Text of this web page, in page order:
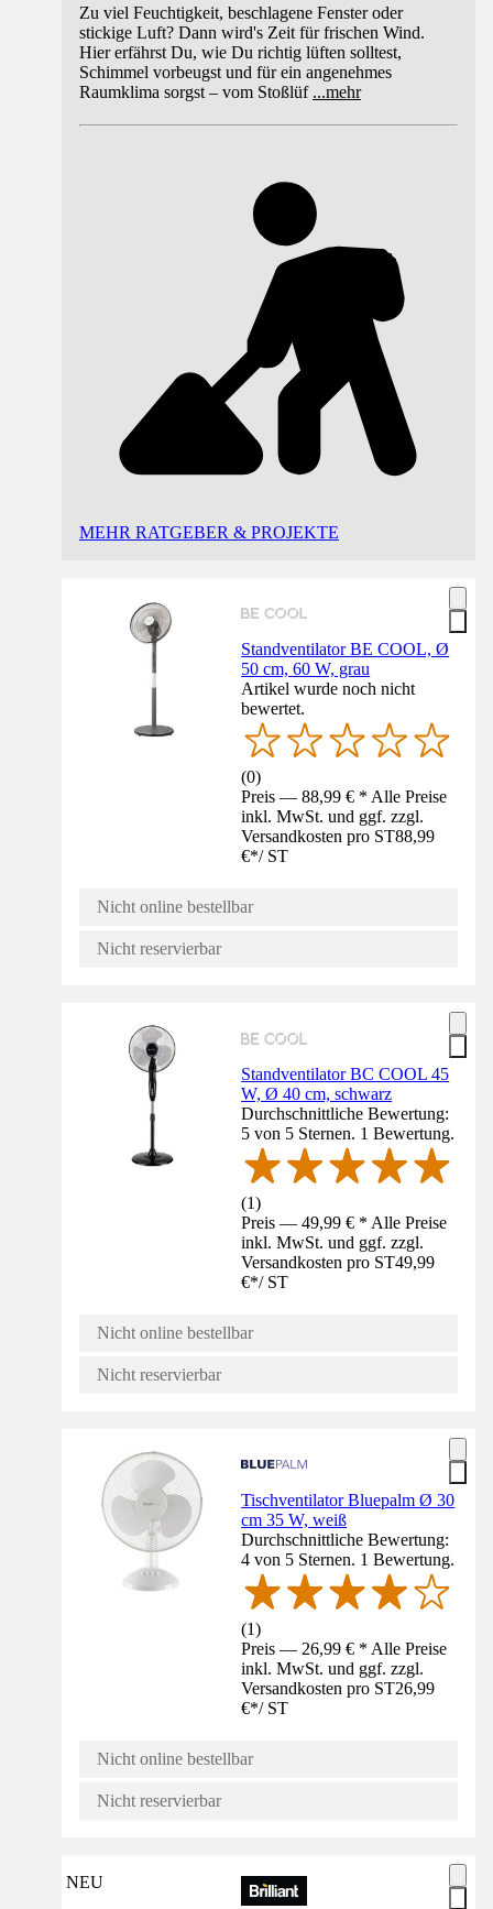
Zu viel Feuchtigkeit, beschlagene Fenster oder
stickige Luft? Dann wird's Zeit für frischen Wind.
Hier erfährst Du, wie Du richtig lüften solltest,
Schimmel vorbeugst und für ein angenehmes
Raumklima sorgst – vom Stoßlüf ...mehr
MEHR RATGEBER & PROJEKTE
Standventilator BE COOL, Ø
50 cm, 60 W, grau
Artikel wurde noch nicht
bewertet.
(0)
Preis — 88,99 € * Alle Preise
inkl. MwSt. und ggf. zzgl.
Versandkosten pro ST88,99
€*/ ST
Nicht online bestellbar
Nicht reservierbar
Standventilator BC COOL 45
W, Ø 40 cm, schwarz
Durchschnittliche Bewertung:
5 von 5 Sternen. 1 Bewertung.
(1)
Preis — 49,99 € * Alle Preise
inkl. MwSt. und ggf. zzgl.
Versandkosten pro ST49,99
€*/ ST
Nicht online bestellbar
Nicht reservierbar
Tischventilator Bluepalm Ø 30
cm 35 W, weiß
Durchschnittliche Bewertung:
4 von 5 Sternen. 1 Bewertung.
(1)
Preis — 26,99 € * Alle Preise
inkl. MwSt. und ggf. zzgl.
Versandkosten pro ST26,99
€*/ ST
Nicht online bestellbar
Nicht reservierbar
NEU